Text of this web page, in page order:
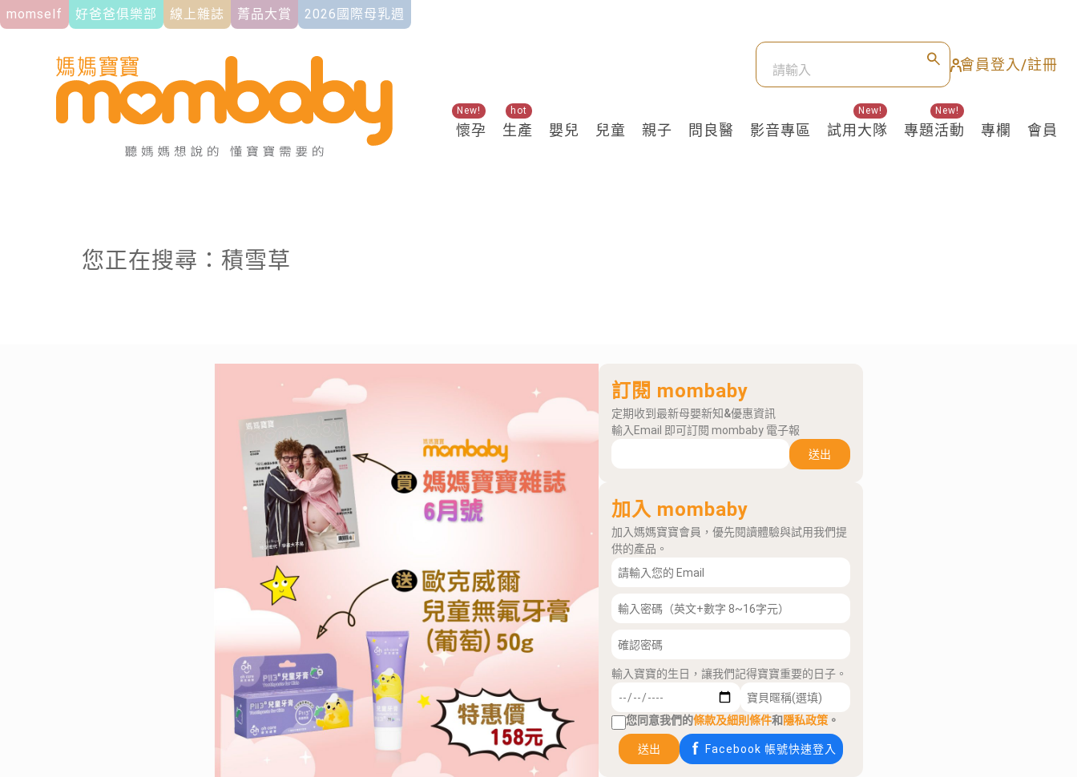
momself 好爸爸俱樂部 線上雜誌 菁品大賞 2026國際母乳週
會員登入/註冊
懷孕
New!
生產
hot
嬰兒 兒童 親子 問良醫 影音專區 試用大隊
New!
專題活動
New!
專欄 會員
關鍵熱搜
您正在搜尋：積雪草
訂閱 mombaby
定期收到最新母嬰新知&優惠資訊
輸入Email 即可訂閱 mombaby 電子報
送出
加入 mombaby
加入媽媽寶寶會員，優先閱讀體驗與試用我們提
供的產品。
輸入寶寶的生日，讓我們記得寶寶重要的日子。
您同意我們的條款及細則條件和隱私政策 。
送出 Facebook 帳號快速登入